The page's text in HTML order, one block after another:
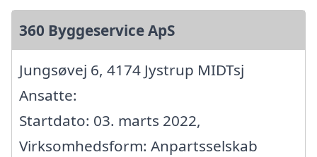
360 Byggeservice ApS
Jungsøvej 6, 4174 Jystrup MIDTsj
Ansatte:
Startdato: 03. marts 2022,
Virksomhedsform: Anpartsselskab